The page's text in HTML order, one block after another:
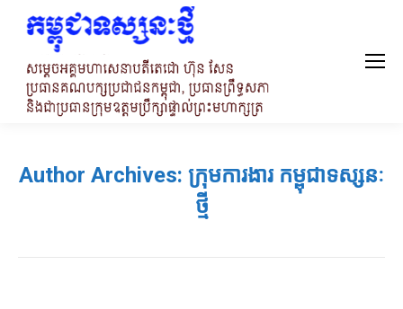
Author Archives: ក្រុមការងារ កម្ពុជាទស្សនៈ
ថ្មី